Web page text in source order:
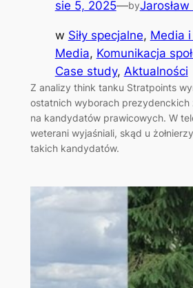
sie 5, 2025—by
w Siły specjalne, Media
Media, Komunikacja
Case study, Aktualności
Z analizy think tanku Stratpoints
ostatnich wyborach prezydenckich
na kandydatów prawicowych. W
weterani wyjaśniali, skąd u
takich kandydatów.